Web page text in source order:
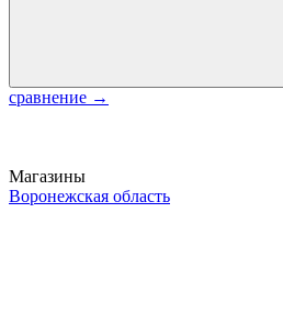
сравнение →
Магазины
Воронежская область